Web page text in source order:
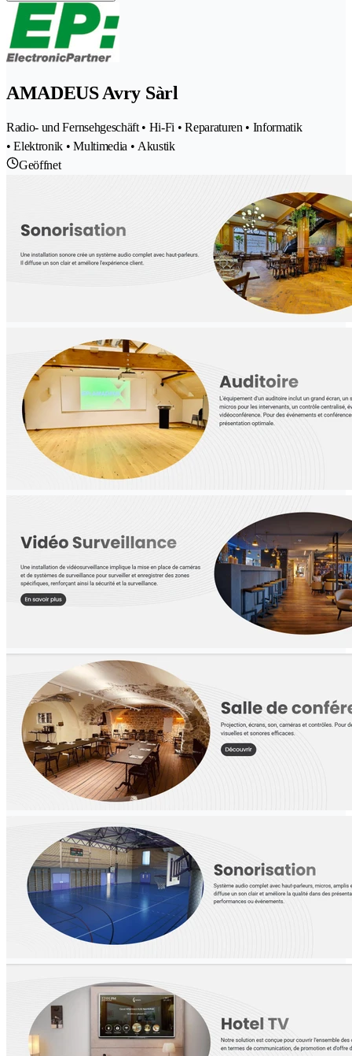
AMADEUS Avry Sàrl
Radio- und Fernsehgeschäft • Hi-Fi • Reparaturen • Informatik
• Elektronik • Multimedia • Akustik
Geöffnet